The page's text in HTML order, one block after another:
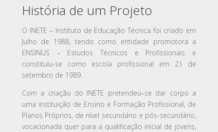
História de um Projeto
O INETE – Instituto de Educação Técnica foi criado em
Julho de 1988, tendo como entidade promotora a
ENSINUS – Estudos Técnicos e Profissionais e
constituiu-se como escola profissional em 21 de
setembro de 1989.
Com a criação do INETE pretendeu–se dar corpo a
uma instituição de Ensino e Formação Profissional, de
Planos Próprios, de nível secundário e pós-secundário,
vocacionada quer para a qualificação inicial de jovens,